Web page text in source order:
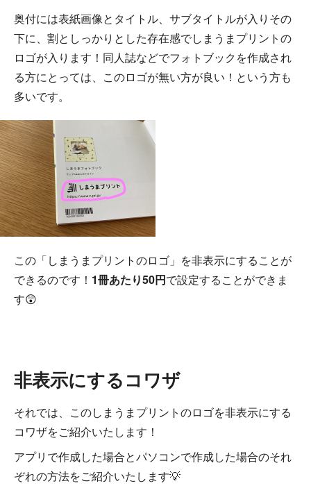
奥付には表紙画像とタイトル、サブタイトルが入りその
下に、割としっかりとした存在感でしまうまプリントの
ロゴが入ります！同人誌などでフォトブックを作成され
る方にとっては、このロゴが無い方が良い！という方も
多いです。
この「しまうまプリントのロゴ」を非表示にすることが
できるのです！ 1冊あたり50円で設定することができま
す😲
非表示にするコワザ
それでは、このしまうまプリントのロゴを非表示にする
コワザをご紹介いたします！
アプリで作成した場合とパソコンで作成した場合のそれ
ぞれの方法をご紹介いたします💡